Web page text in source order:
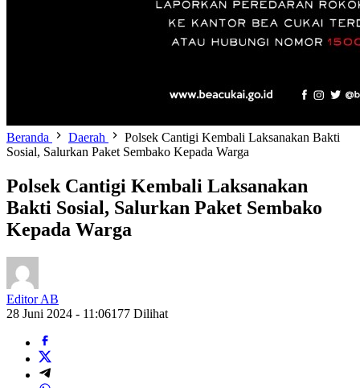
Beranda Daerah
Polsek Cantigi Kembali Laksanakan Bakti
Sosial, Salurkan Paket Sembako Kepada Warga
Polsek Cantigi Kembali Laksanakan
Bakti Sosial, Salurkan Paket Sembako
Kepada Warga
Editor AB
28 Juni 2024 - 11:06177 Dilihat